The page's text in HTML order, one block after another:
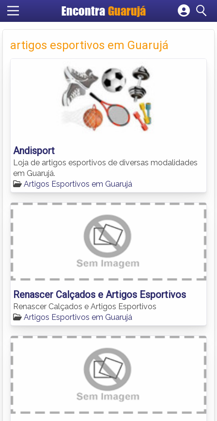
Encontra Guarujá
Cadastrar empresa
Criar conta
artigos esportivos em Guarujá
Andisport
Loja de artigos esportivos de diversas modalidades
em Guarujá.
Artigos Esportivos em Guarujá
Renascer Calçados e Artigos Esportivos
Renascer Calçados e Artigos Esportivos
Artigos Esportivos em Guarujá